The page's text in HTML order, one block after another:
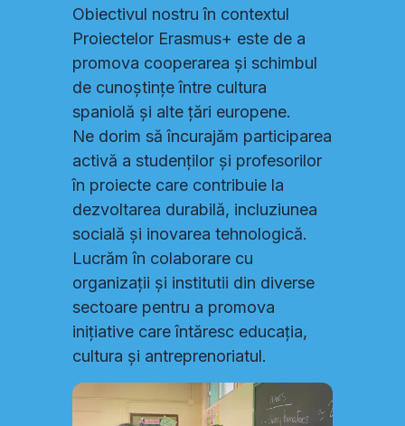
Obiectivul nostru în contextul
Proiectelor Erasmus+ este de a
promova cooperarea și schimbul
de cunoștințe între cultura
spaniolă și alte țări europene.
Ne dorim să încurajăm participarea
activă a studenților și profesorilor
în proiecte care contribuie la
dezvoltarea durabilă, incluziunea
socială și inovarea tehnologică.
Lucrăm în colaborare cu
organizații și institutii din diverse
sectoare pentru a promova
inițiative care întăresc educația,
cultura și antreprenoriatul.